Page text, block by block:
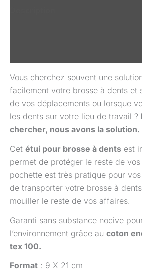
Vous cherchez souvent une
facilement votre brosse à dents et
de vos déplacements ou lorsque
les dents sur votre lieu de travail ?
chercher, nous avons la solution.
Cet étui pour brosse à dents est
permet de protéger le reste de
pochette est très pratique pour
de transporter votre brosse à
mouiller le reste de vos affaires.
Garanti sans substance nocive
l’environnement grâce au coton
tex 100.
Format : 9 X 21 cm